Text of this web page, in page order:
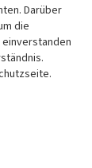
aus der
Darüber
die